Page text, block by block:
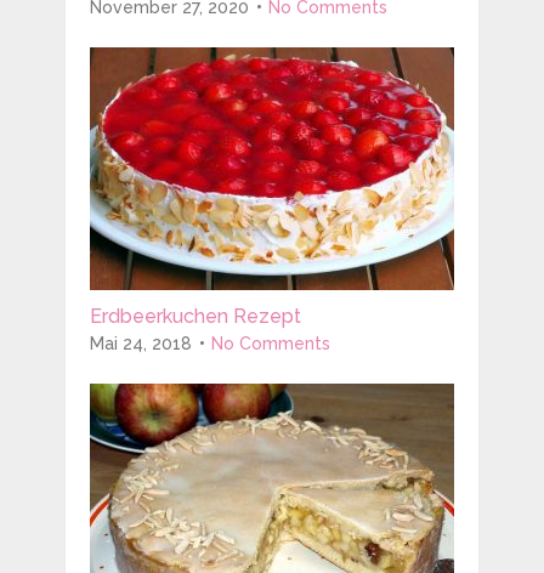
November 27, 2020 No Comments
Erdbeerkuchen Rezept
Mai 24, 2018 No Comments